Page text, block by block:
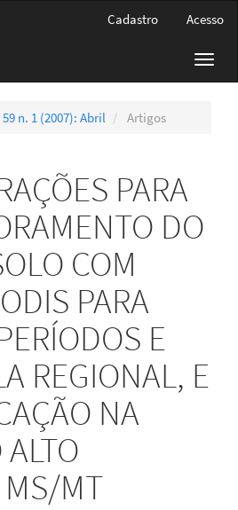
Cadastro Acesso
59 n. 1 (2007): Abril Artigos
PARA
DO
COM
PARA
E
REGIONAL, E
NA
MS/MT